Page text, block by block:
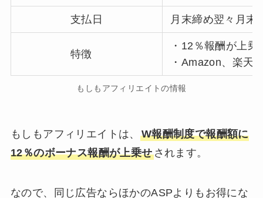
支払日 月末締め翌々月末
特徴
・12％報酬が上
・Amazon、楽天
もしもアフィリエイトの情報
もしもアフィリエイトは、 W報酬制度で報酬額に
12％のボーナス報酬が上乗せされます。
なので、同じ広告ならほかのASPよりもお得にな